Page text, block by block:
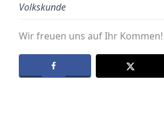
Volkskunde
Wir freuen uns auf Ihr Kommen!